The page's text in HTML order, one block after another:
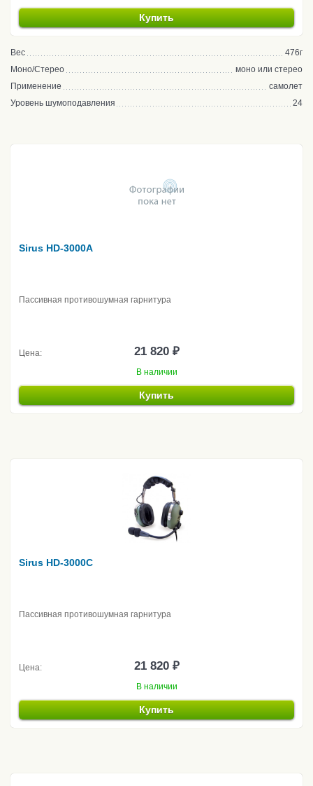
Купить
Вес
476г
Моно/Стерео
моно или стерео
Применение
самолет
Уровень шумоподавления
24
Sirus HD-3000A
Пассивная противошумная гарнитура
Цена: 21 820 ₽
В наличии
Купить
Sirus HD-3000C
Пассивная противошумная гарнитура
Цена: 21 820 ₽
В наличии
Купить